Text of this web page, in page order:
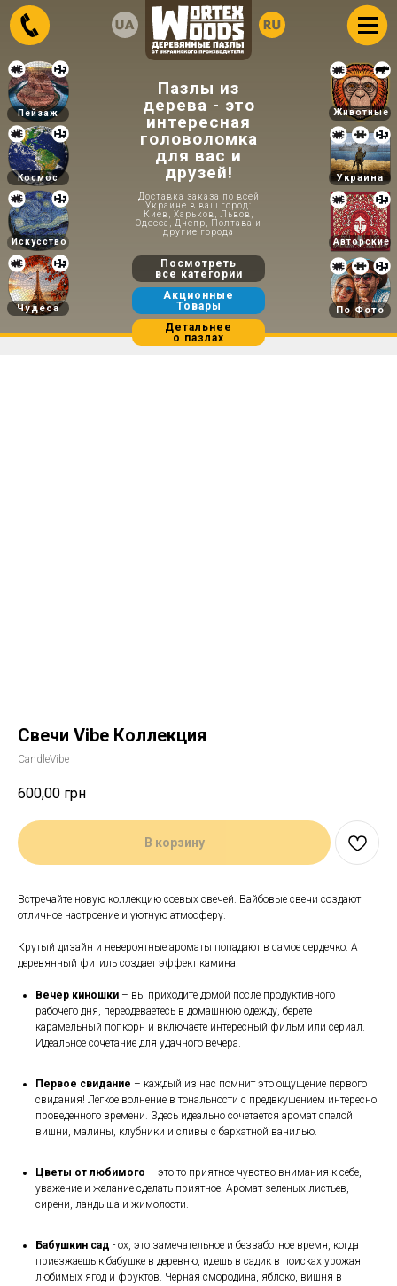
Посмотреть
все категории
Акционные
Товары
Пазлы из
дерева - это
интересная
головоломка
для вас и
друзей!
Доставка заказа по всей
Украине в ваш город:
Киев, Харьков, Львов,
Одесса, Днепр, Полтава и
другие города
По Фото
Украина
Пейзаж
Чудеса
Космос
Искусство Авторские
Животные
Детальнее
о пазлах
Свечи Vibe Коллекция
CandleVibe
600,00 грн
В корзину
Встречайте новую коллекцию соевых свечей. Вайбовые свечи создают
отличное настроение и уютную атмосферу.
Крутый дизайн и невероятные ароматы попадают в самое сердечко. А
деревянный фитиль создает эффект камина.
Вечер киношки – вы приходите домой после продуктивного
рабочего дня, переодеваетесь в домашнюю одежду, берете
карамельный попкорн и включаете интересный фильм или сериал.
Идеальное сочетание для удачного вечера.
Первое свидание – каждый из нас помнит это ощущение первого
свидания! Легкое волнение в тональности с предвкушением интересно
проведенного времени. Здесь идеально сочетается аромат спелой
вишни, малины, клубники и сливы с бархатной ванилью.
Цветы от любимого – это то приятное чувство внимания к себе,
уважение и желание сделать приятное. Аромат зеленых листьев,
сирени, ландыша и жимолости.
Бабушкин сад - ох, это замечательное и беззаботное время, когда
приезжаешь к бабушке в деревню, идешь в садик в поисках урожая
любимых ягод и фруктов. Черная смородина, яблоко, вишня в